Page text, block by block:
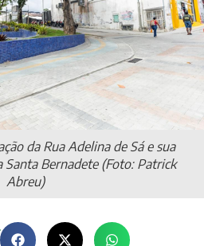
da Rua Adelina de Sá e sua
Santa Bernadete (Foto: Patrick
Abreu)